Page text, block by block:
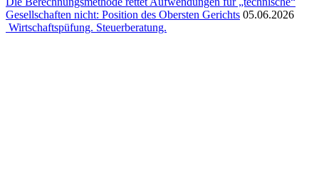
Gesellschaften nicht: Position des Obersten Gerichts 05.06.2026
Wirtschaftspüfung. Steuerberatung.